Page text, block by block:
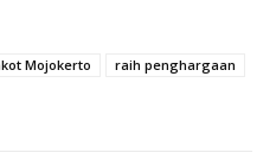
Mojokerto
raih penghargaan